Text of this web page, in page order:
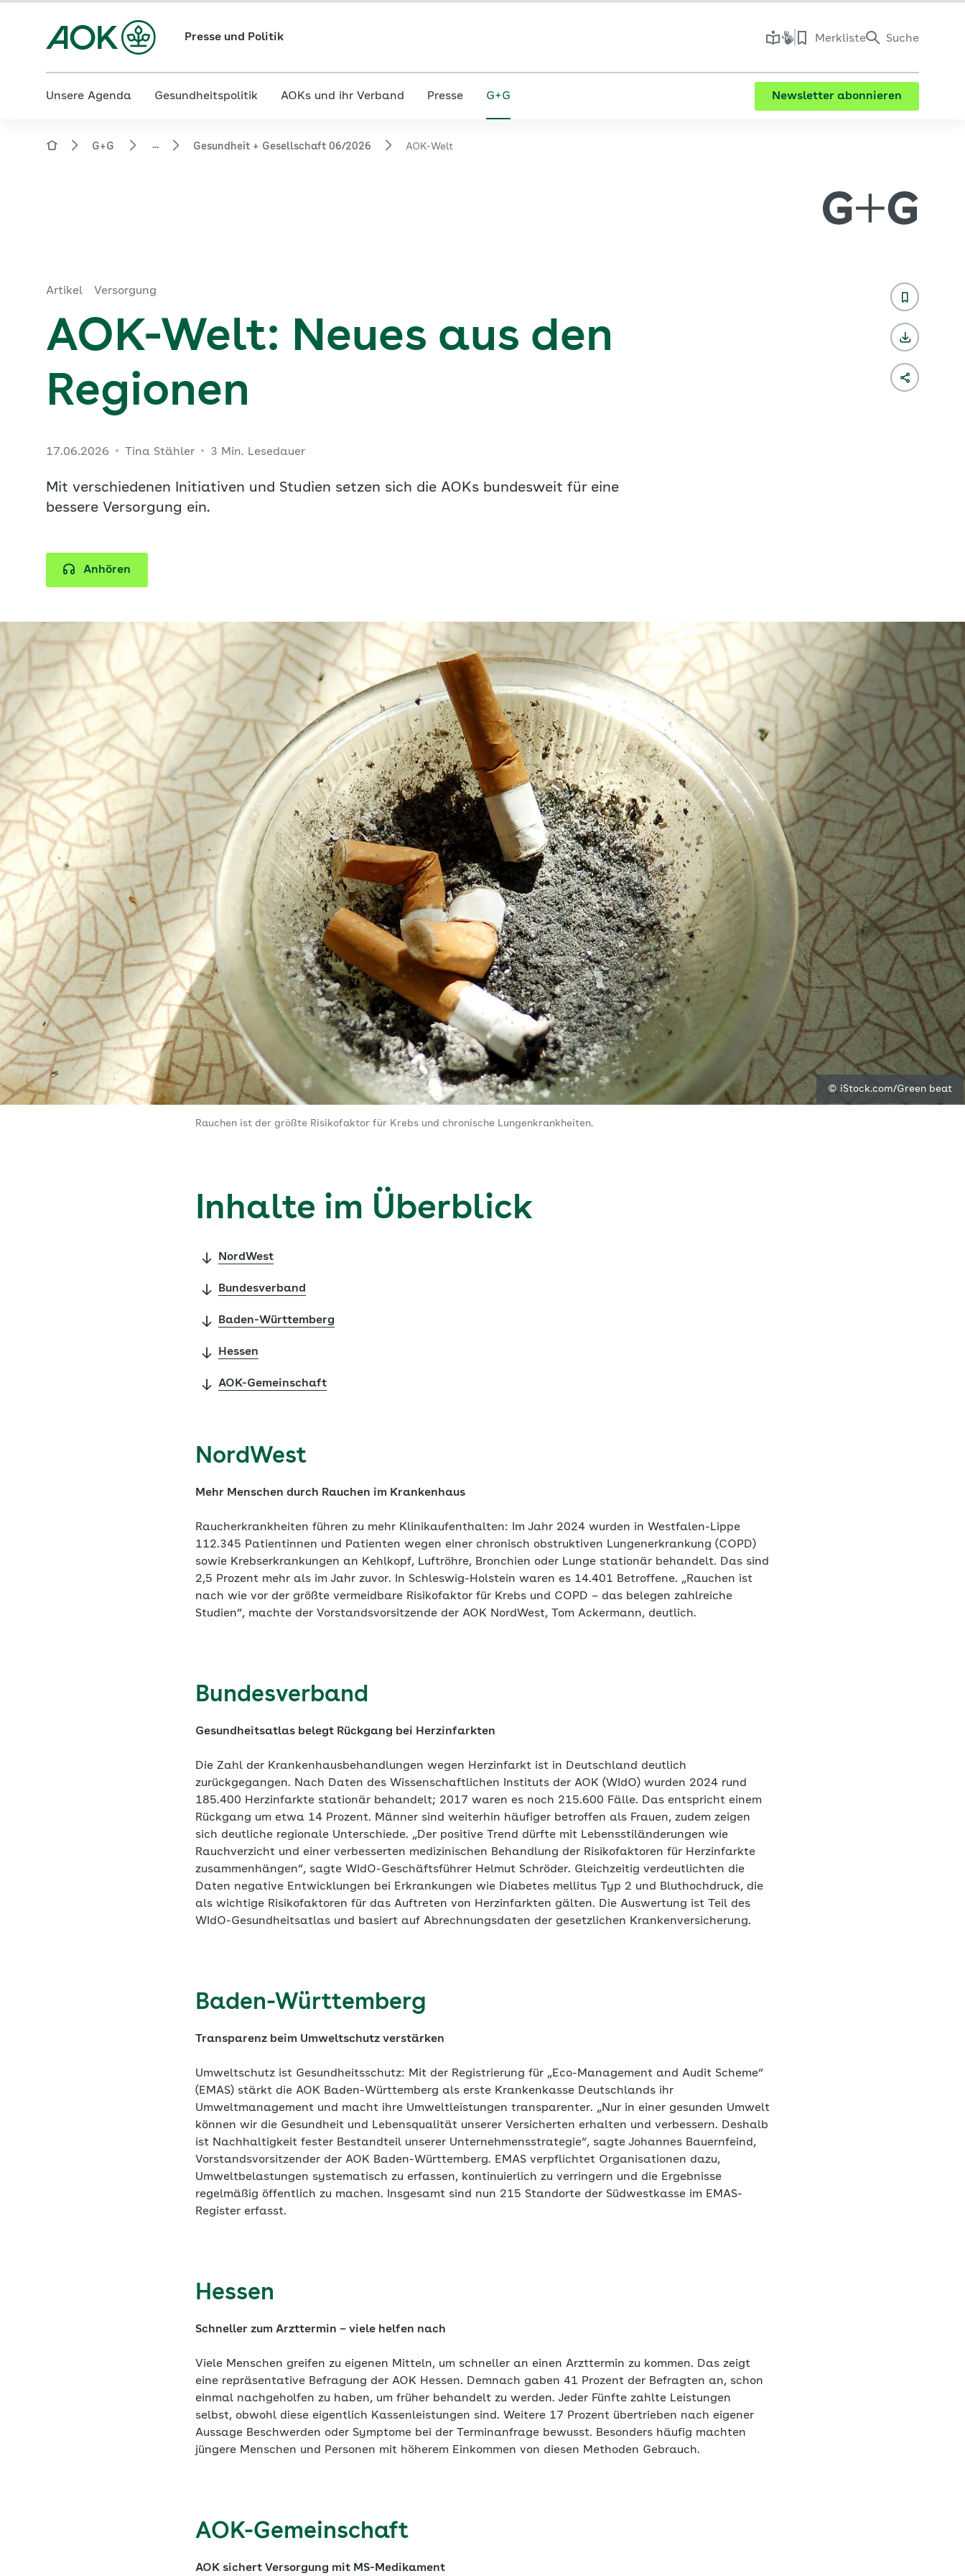
Presse und Politik Merkliste Suche
Unsere Agenda Gesundheitspolitik AOKs und ihr Verband Presse G+G Newsletter abonnieren
G+G ... Gesundheit + Gesellschaft 06/2026 AOK-Welt
Artikel Versorgung
AOK-Welt: Neues aus den
Regionen
17.06.2026 Tina Stähler 3 Min. Lesedauer
Mit verschiedenen Initiativen und Studien setzen sich die AOKs bundesweit für eine
bessere Versorgung ein.
Anhören
© iStock.com/Green beat
Rauchen ist der größte Risikofaktor für Krebs und chronische Lungenkrankheiten.
Inhalte im Überblick
NordWest
Bundesverband
Baden-Württemberg
Hessen
AOK-Gemeinschaft
NordWest
Mehr Menschen durch Rauchen im Krankenhaus
Raucherkrankheiten führen zu mehr Klinikaufenthalten: Im Jahr 2024 wurden in Westfalen-Lippe
112.345 Patientinnen und Patienten wegen einer chronisch obstruktiven Lungenerkrankung (COPD)
sowie Krebserkrankungen an Kehlkopf, Luftröhre, Bronchien oder Lunge stationär behandelt. Das sind
2,5 Prozent mehr als im Jahr zuvor. In Schleswig-Holstein waren es 14.401 Betroffene. „Rauchen ist
nach wie vor der größte vermeidbare Risikofaktor für Krebs und COPD – das belegen zahlreiche
Studien“, machte der Vorstandsvorsitzende der AOK NordWest, Tom Ackermann, deutlich.
Bundesverband
Gesundheitsatlas belegt Rückgang bei Herzinfarkten
Die Zahl der Krankenhausbehandlungen wegen Herzinfarkt ist in Deutschland deutlich
zurückgegangen. Nach Daten des Wissenschaftlichen Instituts der AOK (WIdO) wurden 2024 rund
185.400 Herzinfarkte stationär behandelt; 2017 waren es noch 215.600 Fälle. Das entspricht einem
Rückgang um etwa 14 Prozent. Männer sind weiterhin häufiger betroffen als Frauen, zudem zeigen
sich deutliche regionale Unterschiede. „Der positive Trend dürfte mit Lebensstiländerungen wie
Rauchverzicht und einer verbesserten medizinischen Behandlung der Risikofaktoren für Herzinfarkte
zusammenhängen“, sagte WIdO-Geschäftsführer Helmut Schröder. Gleichzeitig verdeutlichten die
Daten negative Entwicklungen bei Erkrankungen wie Diabetes mellitus Typ 2 und Bluthochdruck, die
als wichtige Risikofaktoren für das Auftreten von Herzinfarkten gälten. Die Auswertung ist Teil des
WIdO-Gesundheitsatlas und basiert auf Abrechnungsdaten der gesetzlichen Krankenversicherung.
Baden-Württemberg
Transparenz beim Umweltschutz verstärken
Umweltschutz ist Gesundheitsschutz: Mit der Registrierung für „Eco-Management and Audit Scheme“
(EMAS) stärkt die AOK Baden-Württemberg als erste Krankenkasse Deutschlands ihr
Umweltmanagement und macht ihre Umweltleistungen transparenter. „Nur in einer gesunden Umwelt
können wir die Gesundheit und Lebensqualität unserer Versicherten erhalten und verbessern. Deshalb
ist Nachhaltigkeit fester Bestandteil unserer Unternehmensstrategie“, sagte Johannes Bauernfeind,
Vorstandsvorsitzender der AOK Baden-Württemberg. EMAS verpflichtet Organisationen dazu,
Umweltbelastungen systematisch zu erfassen, kontinuierlich zu verringern und die Ergebnisse
regelmäßig öffentlich zu machen. Insgesamt sind nun 215 Standorte der Südwestkasse im EMAS-
Register erfasst.
Hessen
Schneller zum Arzttermin – viele helfen nach
Viele Menschen greifen zu eigenen Mitteln, um schneller an einen Arzttermin zu kommen. Das zeigt
eine repräsentative Befragung der AOK Hessen. Demnach gaben 41 Prozent der Befragten an, schon
einmal nachgeholfen zu haben, um früher behandelt zu werden. Jeder Fünfte zahlte Leistungen
selbst, obwohl diese eigentlich Kassenleistungen sind. Weitere 17 Prozent übertrieben nach eigener
Aussage Beschwerden oder Symptome bei der Terminanfrage bewusst. Besonders häufig machten
jüngere Menschen und Personen mit höherem Einkommen von diesen Methoden Gebrauch.
AOK-Gemeinschaft
AOK sichert Versorgung mit MS-Medikament